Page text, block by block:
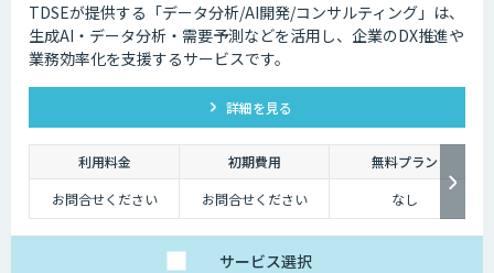
TDSEが提供する「データ分析/AI開発/コンサルティング」は、
生成AI・データ分析・需要予測などを活用し、企業のDX推進や
業務効率化を支援するサービスです。
詳細を見る
利用料金 初期費用
無料プラン
お問合せください
お問合せください なし
サービス選択